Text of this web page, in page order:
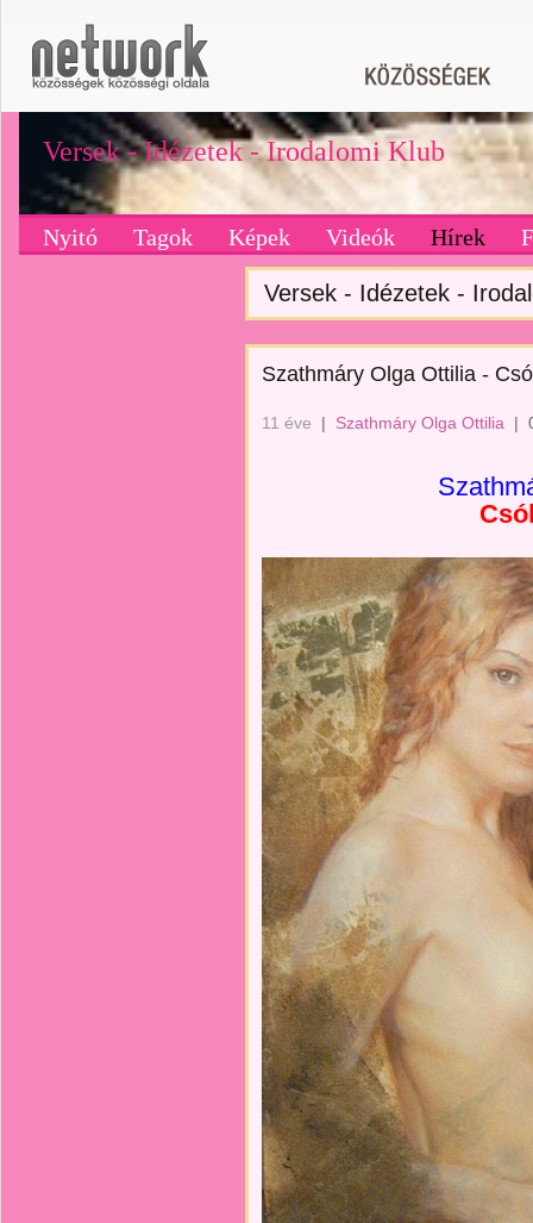
Versek - Idézetek - Irodalomi Klub
Nyitó Tagok Képek Videók Hírek
Versek - Idézetek -
Szathmáry Olga Ottilia -
11 éve | Szathmáry Olga Ottilia |